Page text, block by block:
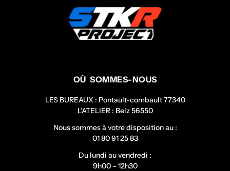
OÙ SOMMES-NOUS
LES BUREAUX : Pontault-combault 77340
L’ATELIER : Belz 56550
Nous sommes à votre disposition au :
01 80 91 25 83
Du lundi au vendredi :
9h00 – 12h30